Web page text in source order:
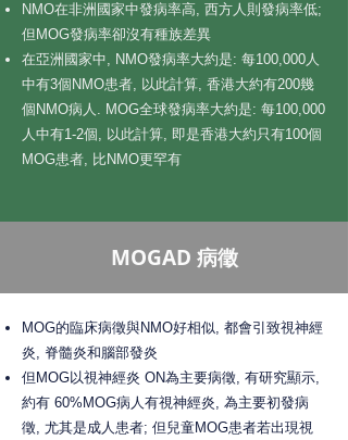
NMO在非洲國家中發病率高, 西方人則發病率低;
但MOG發病率卻沒有種族差異
在亞洲國家中, NMO發病率大約是: 每100,000人
中有3個NMO患者, 以此計算, 香港大約有200幾
個NMO病人. MOG全球發病率大約是: 每100,000
人中有1-2個, 以此計算, 即是香港大約只有100個
MOG患者, 比NMO更罕有
MOGAD 病徵
MOG的臨床病徵與NMO好相似, 都會引致視神經
炎, 脊髓炎和腦部發炎
但MOG以視神經炎 ON為主要病徵, 有研究顯示,
約有 60%MOG病人有視神經炎, 為主要初發病
徵, 尤其是成人患者; 但兒童MOG患者若出現視